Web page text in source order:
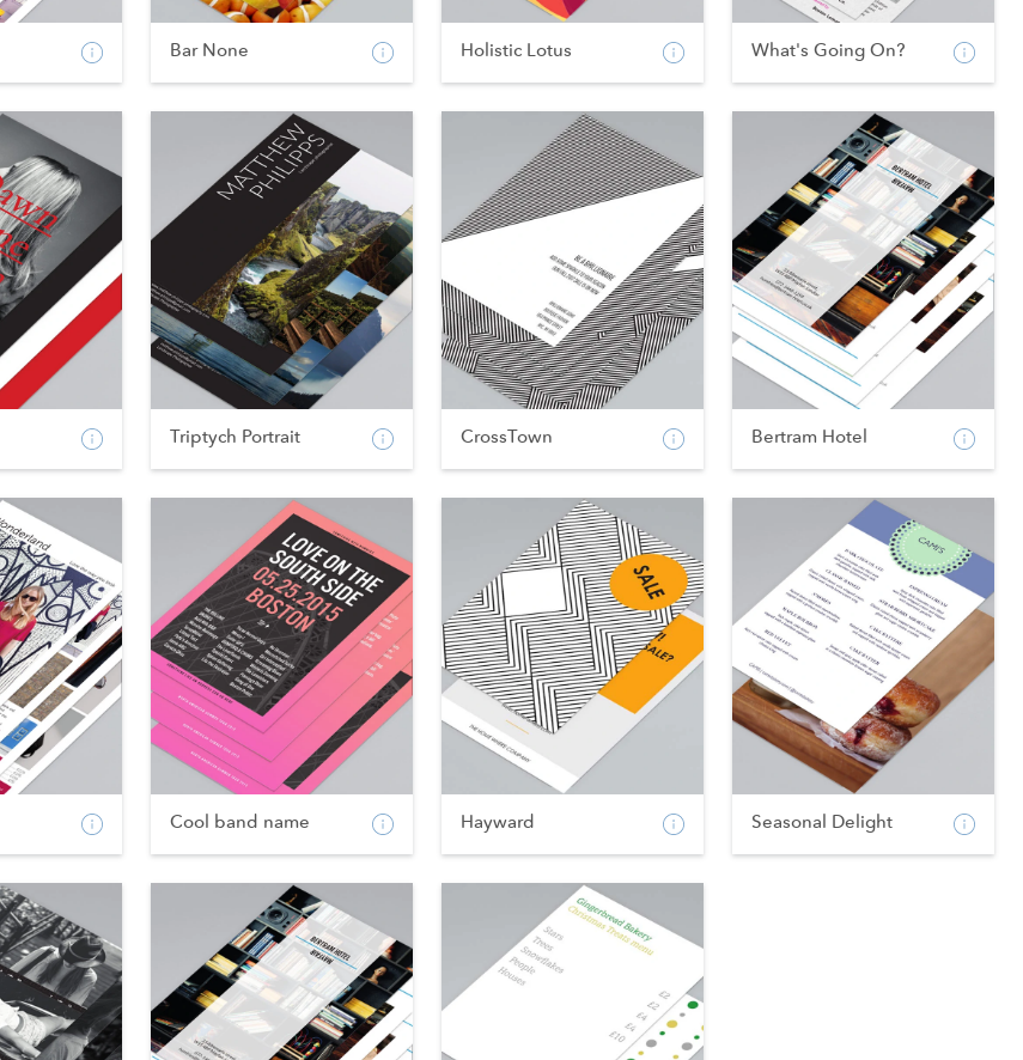
Bar None Holistic Lotus What's Going On?
Triptych Portrait CrossTown Bertram Hotel
Cool band name Hayward Seasonal Delight